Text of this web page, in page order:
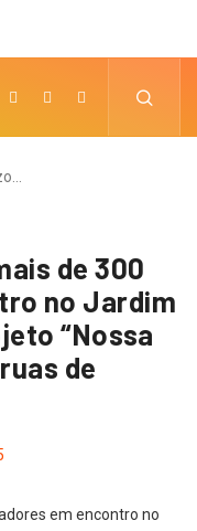
de 300
no Jardim
“Nossa
de